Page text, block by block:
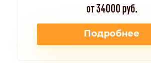
от 34000 руб.
Подробнее